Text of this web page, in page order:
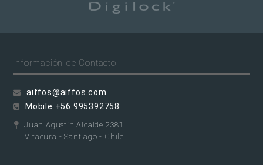
Información de Contacto
aiffos@aiffos.com
Mobile +56 995392758
Juan Agustín Alcalde 2381
Vitacura - Santiago - Chile